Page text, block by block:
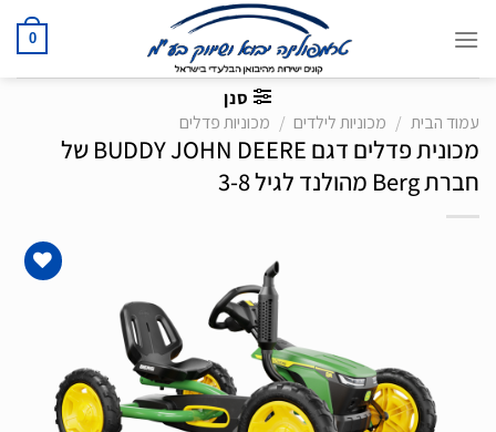
0
סנן
עמוד הבית
/ מכוניות לילדים / מכוניות פדלים
מכונית פדלים דגם BUDDY JOHN DEERE של
חברת Berg מהולנד לגיל 3-8
המשאלות